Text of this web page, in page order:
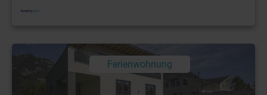
Ferienwohnung